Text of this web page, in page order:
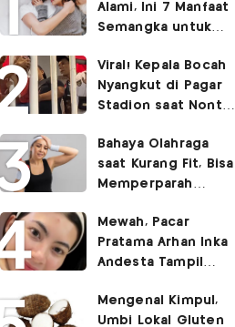
Alami, Ini 7 Manfaat
Semangka untuk
Viral! Kepala Bocah
Nyangkut di Pagar
Stadion saat Nonton
Endingnya Kocak
Bahaya Olahraga
saat Kurang Fit, Bisa
Memperparah
Mewah, Pacar
Pratama Arhan Inka
Andesta Tampil
Pakai Bando Rp10
Juta
Mengenal Kimpul,
Umbi Lokal Gluten